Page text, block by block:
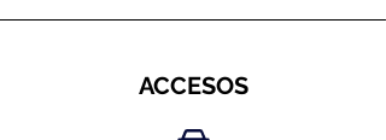
ACCESOS